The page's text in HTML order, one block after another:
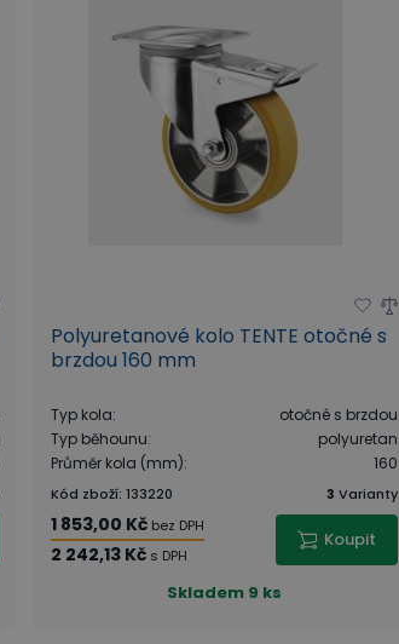
Polyuretanové kolo TENTE otočné s
brzdou 160 mm
Typ kola:
otočné s brzdou
Typ běhounu:
polyuretan
Průměr kola (mm): 160
Kód zboží:133220 3 Varianty
1 853,00 Kč bez DPH
2 242,13 Kč s DPH
Koupit
Skladem 9 ks